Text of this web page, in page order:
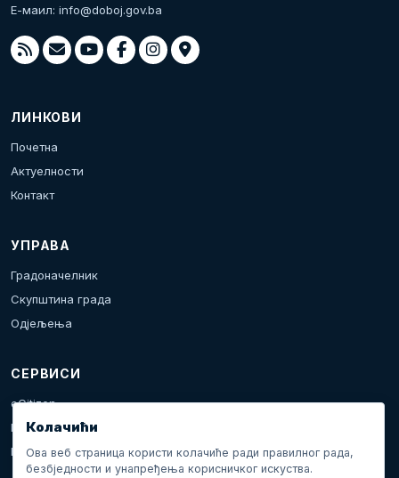
Е-маил: info@doboj.gov.ba
ЛИНКОВИ
Почетна
Актуелности
Контакт
УПРАВА
Градоначелник
Скупштина града
Одјељења
СЕРВИСИ
eCitizen
Пријава проблема
Календар дешавања
Колачићи
Ова веб страница користи колачиће ради правилног рада,
безбједности и унапређења корисничког искуства.